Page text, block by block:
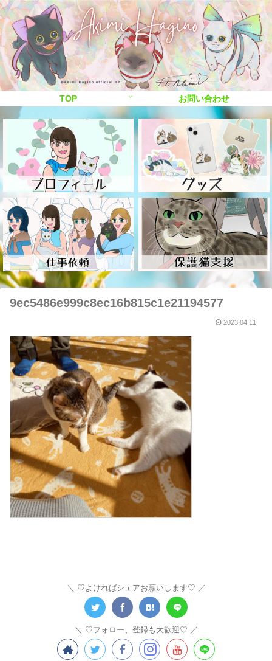
TOP お問い合わせ
9ec5486e999c8ec16b815c1e21194577
2023.04.11
♡よければシェアお願いします♡
♡フォロー、登録も大歓迎♡